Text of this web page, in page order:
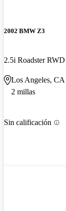
2002 BMW Z3
2.5i Roadster RWD
Los Angeles, CA
2 millas
Sin calificación